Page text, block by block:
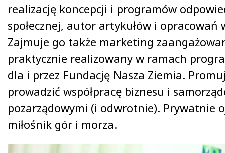
realizację koncepcji i programów
społecznej, autor artykułów i opracowań
Zajmuje go także marketing
praktycznie realizowany w ramach
dla i przez Fundację Nasza Ziemia.
prowadzić współpracę biznesu i
pozarządowymi (i odwrotnie). Prywatnie
miłośnik gór i morza.